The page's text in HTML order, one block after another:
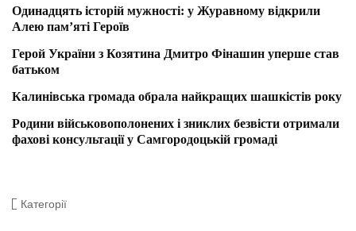
Одинадцять історій мужності: у Журавному відкрили
Алею пам’яті Героїв
Герой України з Козятина Дмитро Фінашин уперше став
батьком
Калинівська громада обрала найкращих шашкістів року
Родини військовополонених і зниклих безвісти отримали
фахові консультації у Самгородоцькій громаді
Категорії